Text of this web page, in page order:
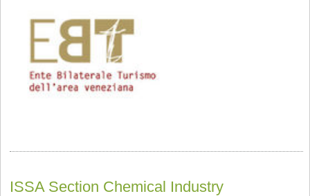
ISSA Section Chemical Industry